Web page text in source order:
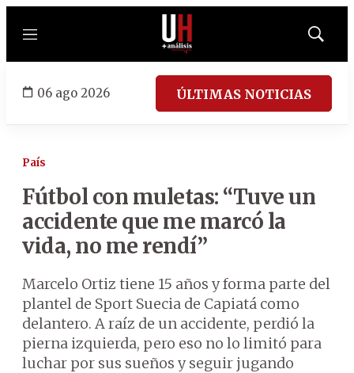
Menú
Mostrar
06 ago 2026 ÚLTIMAS NOTICIAS
País
Fútbol con muletas: “Tuve un
accidente que me marcó la
vida, no me rendí”
Marcelo Ortiz tiene 15 años y forma parte del
plantel de Sport Suecia de Capiatá como
delantero. A raíz de un accidente, perdió la
pierna izquierda, pero eso no lo limitó para
luchar por sus sueños y seguir jugando